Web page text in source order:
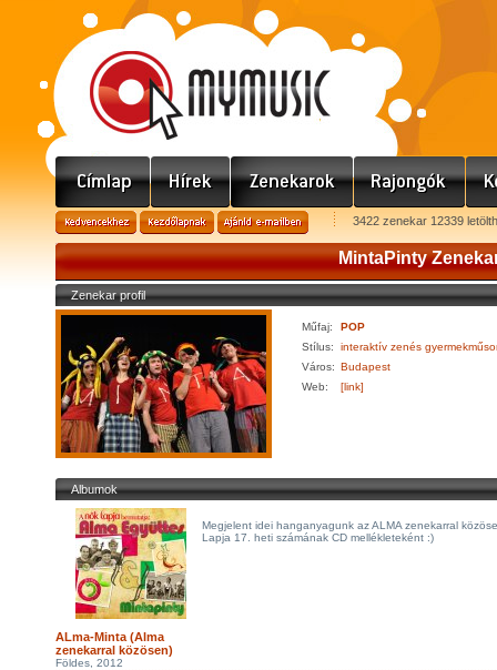
3422 zenekar 12339
MintaPinty
Zenekar profil
Műfaj:
POP
Stílus:
interaktív zenés
Város: Budapest
Web:
[link]
Albumok
ALma-Minta (Alma
zenekarral közösen)
Földes, 2012
Megjelent idei hanganyagunk az ALMA zenekarral
Lapja 17. heti számának CD mellékleteként :)